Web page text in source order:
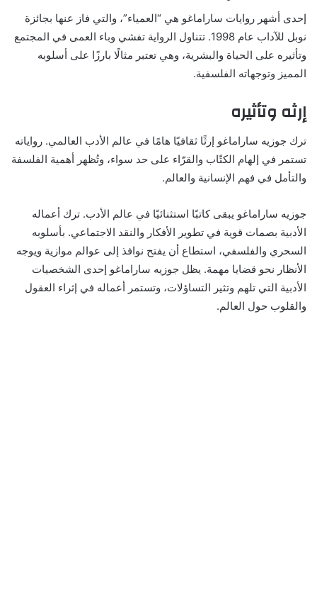
إحدى أشهر روايات ساراماغو هي “العمياء”، والتي فاز عنها بجائزة
نوبل للآداب عام 1998. تتناول الرواية تفشي وباء العمى في المجتمع
وتأثيره على الحياة والبشرية، وهي تعتبر مثالًا بارزًا على أسلوبه
المميز وتوجهاته الفلسفية.
إرثه وتأثيره
ترك جوزيه ساراماغو إرثًا ثقافيًا هامًا في عالم الأدب العالمي. رواياته
تستمر في إلهام الكتّاب والقرّاء على حد سواء، وتُظهر أهمية الفلسفة
والتأمل في فهم الإنسانية والعالم.
جوزيه ساراماغو يبقى كاتبًا استثنائيًا في عالم الأدب. ترك أعماله
الأدبية بصمات قوية في تطوير الأفكار والنقد الاجتماعي. بأسلوبه
السحري والفلسفي، استطاع أن يفتح نوافذ إلى عوالم موازية ويوجه
الأنظار نحو قضايا مهمة. يظل جوزيه ساراماغو إحدى الشخصيات
الأدبية التي تلهم وتثير التساؤلات، وتستمر أعماله في إثراء العقول
والقلوب حول العالم.